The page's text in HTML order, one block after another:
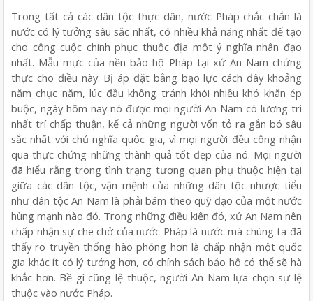
Trong tất cả các dân tộc thực dân, nước Pháp chắc chắn là
nước có lý tưởng sâu sắc nhất, có nhiều khả năng nhất để tạo
cho công cuộc chinh phục thuộc địa một ý nghĩa nhân đạo
nhất. Mẫu mực của nền bảo hộ Pháp tại xứ An Nam chứng
thực cho điều này. Bị áp đặt bằng bạo lực cách đây khoảng
năm chục năm, lúc đầu không tránh khỏi nhiều khó khăn ép
buộc, ngày hôm nay nó được mọi người An Nam có lương tri
nhất trí chấp thuận, kể cả những người vốn tỏ ra gắn bó sâu
sắc nhất với chủ nghĩa quốc gia, vì mọi người đều công nhận
qua thực chứng những thành quả tốt đẹp của nó. Mọi người
đã hiểu rằng trong tình trạng tương quan phụ thuộc hiện tại
giữa các dân tộc, vận mệnh của những dân tộc nhược tiểu
như dân tộc An Nam là phải bám theo quỹ đạo của một nước
hùng mạnh nào đó. Trong những điều kiện đó, xứ An Nam nên
chấp nhận sự che chở của nước Pháp là nước mà chúng ta đã
thấy rõ truyền thống hào phóng hơn là chấp nhận một quốc
gia khác ít có lý tưởng hơn, có chính sách bảo hộ có thể sẽ hà
khắc hơn. Bề gì cũng lệ thuộc, người An Nam lựa chọn sự lệ
thuộc vào nước Pháp.